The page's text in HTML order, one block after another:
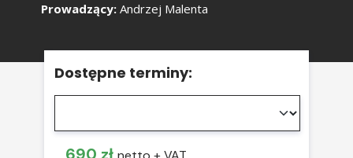
Prowadzący: Andrzej Malenta
Dostępne terminy: